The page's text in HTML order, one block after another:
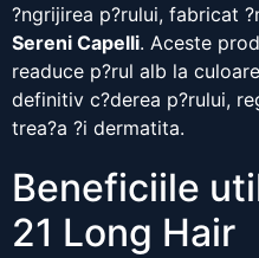
?ngrijirea p?rului, fabricat
Sereni Capelli. Aceste
readuce p?rul alb la
definitiv c?derea p?rului,
trea?a ?i dermatita.
Beneficiile
21 Long Hair